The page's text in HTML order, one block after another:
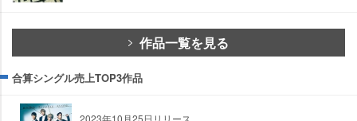
作品一覧を見る
合算シングル売上TOP3作品
2023年10月25日リリース